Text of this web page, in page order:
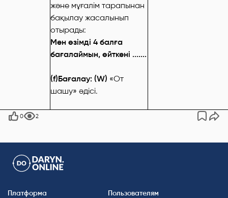
және мұғалім тарапынан
бақылау жасалынып
отырады:
Мен өзімді 4 балға
бағалаймын, өйткені .......
(f)Бағалау: (W) «От
шашу» әдісі.
0 2
Платформа Пользователям